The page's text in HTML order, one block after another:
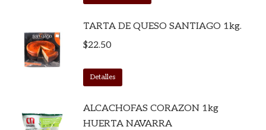
TARTA DE QUESO SANTIAGO 1kg.
$22.50
Detalles
ALCACHOFAS CORAZON 1kg
HUERTA NAVARRA